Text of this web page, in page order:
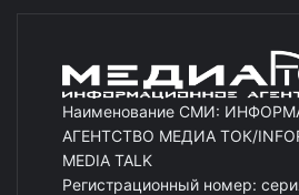
Наименование СМИ:
АГЕНТСТВО МЕДИА ТОК/
MEDIA TALK
Регистрационный номер: